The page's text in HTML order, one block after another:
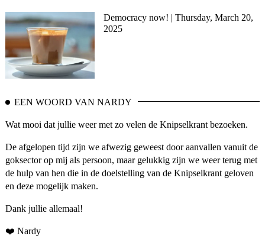
Democracy now! | Thursday, March 20,
2025
EEN WOORD VAN NARDY
Wat mooi dat jullie weer met zo velen de Knipselkrant bezoeken.
De afgelopen tijd zijn we afwezig geweest door aanvallen vanuit de
goksector op mij als persoon, maar gelukkig zijn we weer terug met
de hulp van hen die in de doelstelling van de Knipselkrant geloven
en deze mogelijk maken.
Dank jullie allemaal!
❤️ Nardy